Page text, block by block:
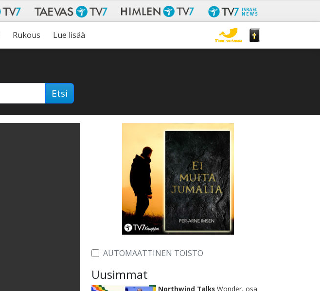
Rukous Lue lisää
Etsi
AUTOMAATTINEN TOISTO
Uusimmat
Northwind Talks Wonder, osa